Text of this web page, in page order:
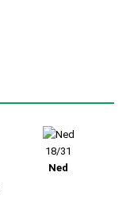
18/31
Ned